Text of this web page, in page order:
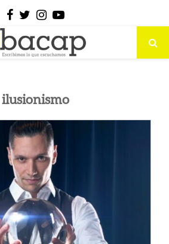
Facebook
Twitter
Instagram
Youtube
ilusionismo